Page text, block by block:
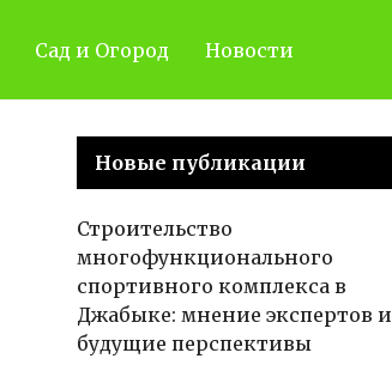
Сад и Огород Новости
Новые публикации
Строительство
многофункционального
спортивного комплекса в
Джабыке: мнение экспертов и
будущие перспективы